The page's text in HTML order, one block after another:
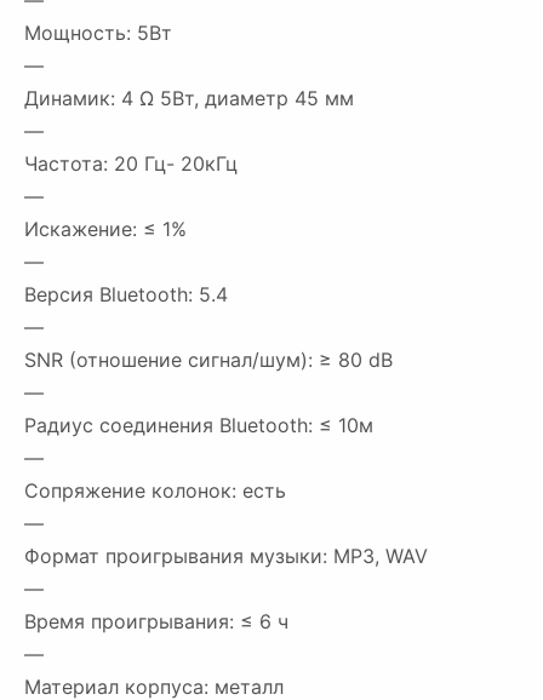
Мощность: 5Вт
—
Динамик: 4 Ω 5Вт, диаметр 45 мм
—
Частота: 20 Гц- 20кГц
—
Искажение: ≤ 1%
—
Версия Bluetooth: 5.4
—
SNR (отношение сигнал/шум): ≥ 80 dB
—
Радиус соединения Bluetooth: ≤ 10м
—
Сопряжение колонок: есть
—
Формат проигрывания музыки: MP3, WAV
—
Время проигрывания: ≤ 6 ч
—
Материал корпуса: металл